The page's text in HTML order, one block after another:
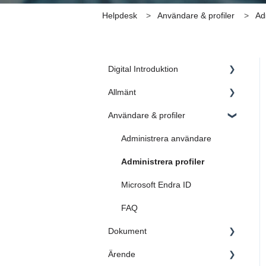
Helpdesk Användare & profiler
Digital Introduktion
1. Inledning
2. Skapa grunden
3. Dokument
4. Ärende
5. Sök i AM System
6. Dokument & Ärende blir en
Allmänt
Administratörsinställningar
FAQ
Användare & profiler
Administrera användare
Administrera profiler
Microsoft Endra ID
FAQ
Dokument
Kategoriinställningar
Ärende